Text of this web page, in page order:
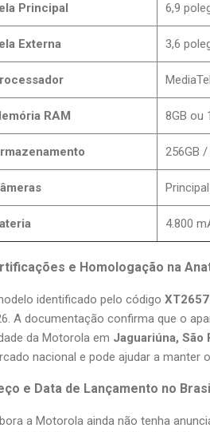
Principal 6,9
Externa 3,6
RAM 8GB ou
256GB /
4.800
e Homologação na
identificado pelo código
A documentação confirma que o
da Motorola em Jaguariúna, São
nacional e pode ajudar a manter
e Data de Lançamento no Brasil
a Motorola ainda não tenha